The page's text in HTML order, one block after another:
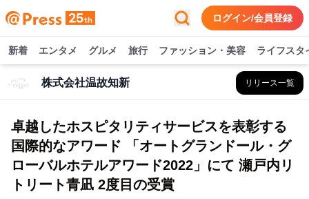
ログイン/会員登録
新着 エンタメ グルメ 旅行 ファッション・美容 ライフスタ
株式会社温故知新 リリース一覧
卓越したホスピタリティサービスを表彰する
国際的なアワード 「オートグランドール・グ
ローバルホテルアワード2022」にて 瀬戸内リ
トリート青凪 2度目の受賞